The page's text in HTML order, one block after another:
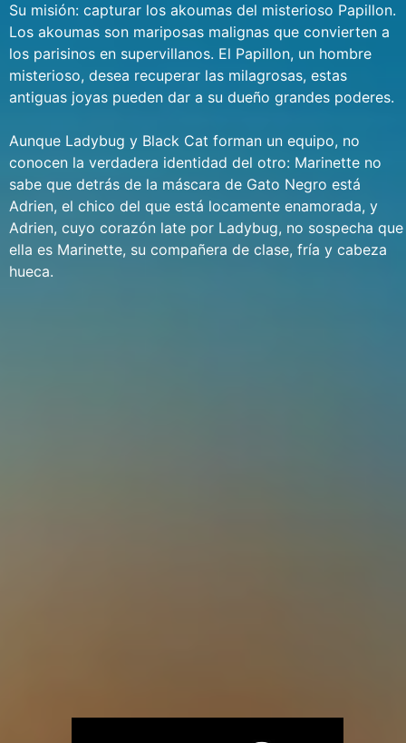
Su misión: capturar los akoumas del misterioso Papillon.
Los akoumas son mariposas malignas que convierten a
los parisinos en supervillanos. El Papillon, un hombre
misterioso, desea recuperar las milagrosas, estas
antiguas joyas pueden dar a su dueño grandes poderes.
Aunque Ladybug y Black Cat forman un equipo, no
conocen la verdadera identidad del otro: Marinette no
sabe que detrás de la máscara de Gato Negro está
Adrien, el chico del que está locamente enamorada, y
Adrien, cuyo corazón late por Ladybug, no sospecha que
ella es Marinette, su compañera de clase, fría y cabeza
hueca.